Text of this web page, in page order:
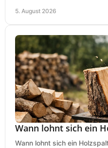
5. August 2026
Wann lohnt sich ein
Wann lohnt sich ein